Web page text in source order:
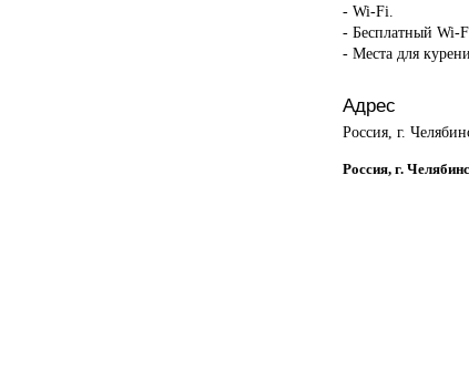
- Wi-Fi.
- Бесплатный Wi-
- Места для
Адрес
Россия, г.
Россия, г.